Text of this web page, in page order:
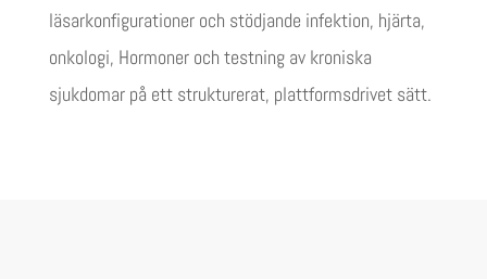
läsarkonfigurationer och stödjande infektion, hjärta,
onkologi, Hormoneroch testning av kroniska
sjukdomar på ett strukturerat, plattformsdrivet sätt.